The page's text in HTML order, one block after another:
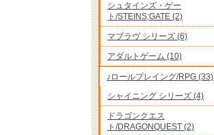
シュタインズ・ゲー
ト/STEINS;GATE (2)
マブラヴ シリーズ (6)
アダルトゲーム (10)
♪ロールプレイング/RPG (33)
シャイニング シリーズ (4)
ドラゴンクエス
ト/DRAGONQUEST (2)